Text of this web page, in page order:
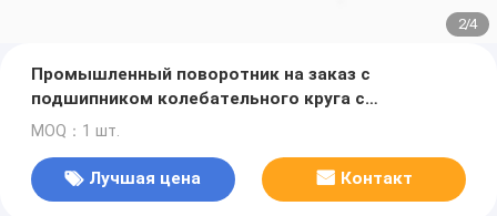
2/4
Промышленный поворотник на заказ с
подшипником колебательного круга с
подшипником VLU 20 0414
MOQ：1 шт.
Лучшая цена Контакт